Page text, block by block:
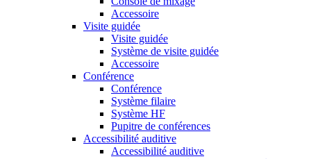
Accessoire
Visite guidée
Visite guidée
Système de visite guidée
Accessoire
Conférence
Conférence
Système filaire
Système HF
Pupitre de conférences
Accessibilité auditive
Accessibilité auditive